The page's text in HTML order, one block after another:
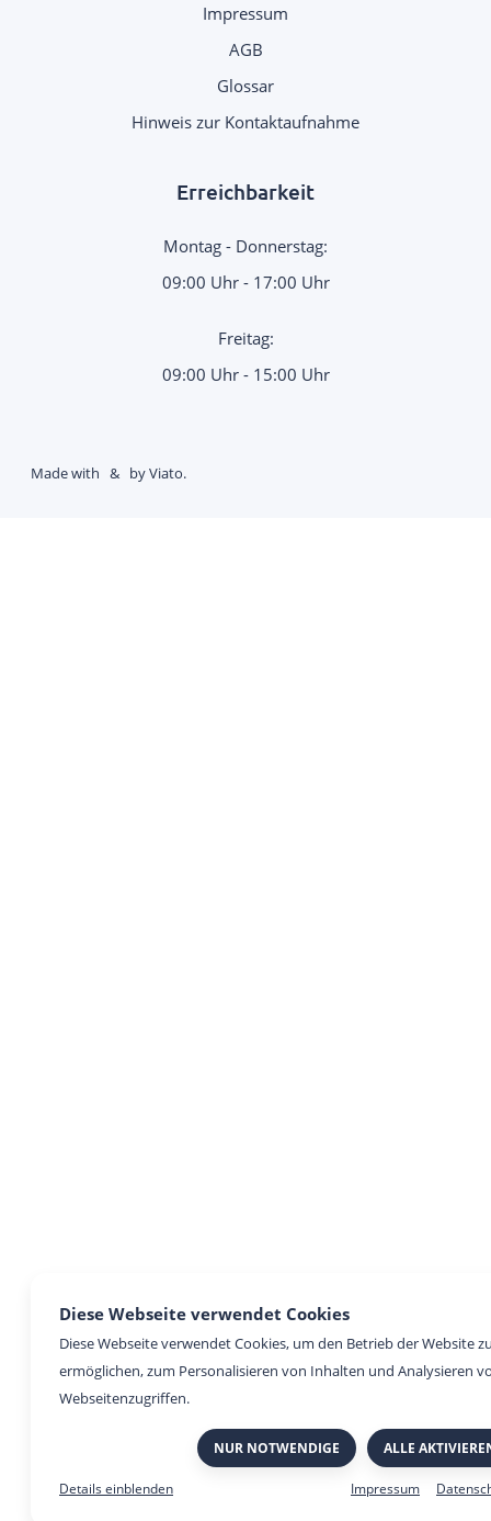
Diese Webseite verwendet Cookies
Diese Webseite verwendet Cookies, um den Betrieb der Website
ermöglichen, zum Personalisieren von Inhalten und Analysieren
Webseitenzugriffen.
NUR NOTWENDIGE ALLE
Impressum
Impressum
AGB
Glossar
Hinweis zur Kontaktaufnahme
Erreichbarkeit
Montag - Donnerstag:
09:00 Uhr - 17:00 Uhr
Freitag:
09:00 Uhr - 15:00 Uhr
Made with & by Viato.